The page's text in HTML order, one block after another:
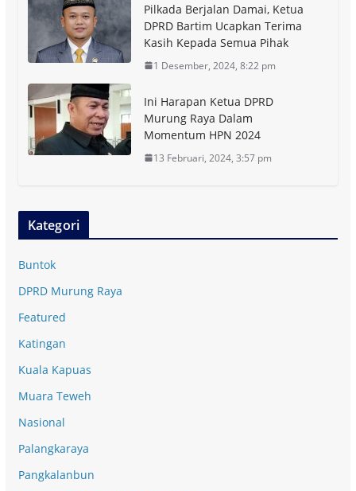
Pilkada Berjalan Damai, Ketua
DPRD Bartim Ucapkan Terima
Kasih Kepada Semua Pihak
1 Desember, 2024, 8:22 pm
Ini Harapan Ketua DPRD
Murung Raya Dalam
Momentum HPN 2024
13 Februari, 2024, 3:57 pm
Kategori
Buntok
DPRD Murung Raya
Featured
Katingan
Kuala Kapuas
Muara Teweh
Nasional
Palangkaraya
Pangkalanbun